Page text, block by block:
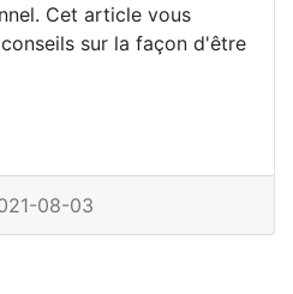
Cet article vous
sur la façon d'être
08-03